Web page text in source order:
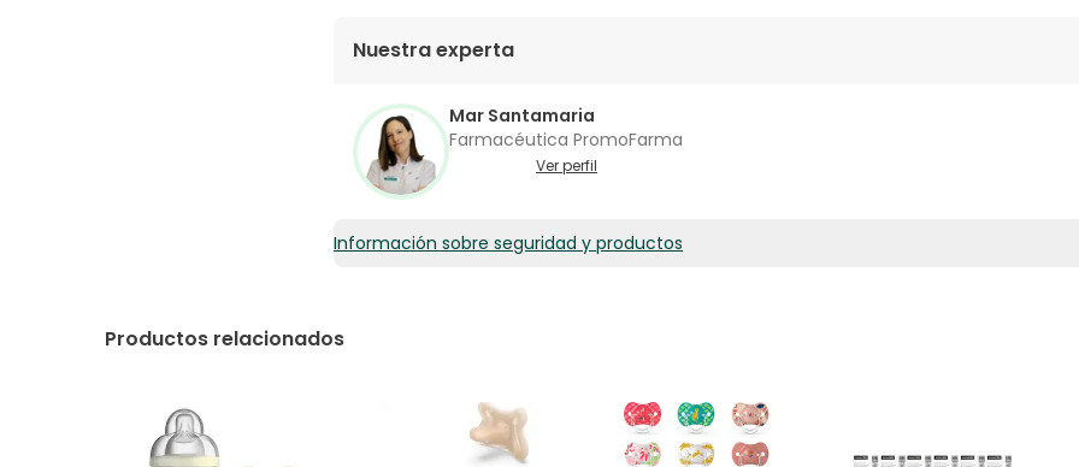
Nuestra experta
Mar Santamaria
Farmacéutica PromoFarma
Ver perfil
Información sobre seguridad y productos
Productos relacionados